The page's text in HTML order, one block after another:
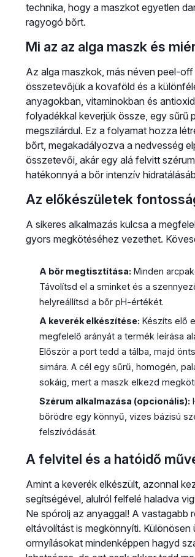
technika, hogy a maszkot egyetlen
ragyogó bőrt.
Mi az az alga maszk és
Az alga maszkok, más néven peel-
összetevőjük a kovaföld és a
anyagokban, vitaminokban és
folyadékkal keverjük össze, egy sűrű
megszilárdul. Ez a folyamat hozza
bőrt, megakadályozva a nedvesség
összetevői, akár egy alá felvitt
hatékonnyá a bőr intenzív
Az előkészületek
A sikeres alkalmazás kulcsa a
gyors megkötéséhez vezethet.
A bőr megtisztítása: Minden
Távolítsd el a sminket és a
helyreállítsd a bőr pH-értékét.
A keverék elkészítése: Készíts elő
megfelelő arányát a termék leírása
Először a port tedd a tálba, majd
simára. A cél egy sűrű, homogén,
sokáig, mert a maszk elkezd
Szérum alkalmazása (opcionális):
bőrödre egy könnyű, vizes bázisú
felszívódását.
A felvitel és a hatóidő
Amint a keverék elkészült, azonnal
segítségével, alulról felfelé haladva
Ne spórolj az anyaggal! A vastagabb
eltávolítást is megkönnyíti.
orrnyílásokat mindenképpen hagyd